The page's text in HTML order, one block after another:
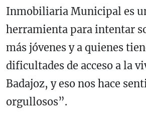
Inmobiliaria Municipal es
herramienta para intentar
más jóvenes y a quienes
dificultades de acceso a la
Badajoz, y eso nos hace
orgullosos”.